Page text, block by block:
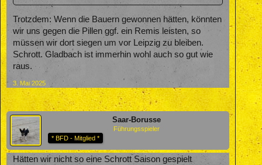
Trotzdem: Wenn die Bauern gewonnen hätten, könnten
wir uns gegen die Pillen ggf. ein Remis leisten, so
müssen wir dort siegen um vor Leipzig zu bleiben.
Schrott. Gladbach ist immerhin wohl auch so gut wie
raus.
3. Mai 2025
Saar-Borusse
Führungsspieler
* BFD - Mitglied *
Hätten wir nicht so eine Schrott Saison gespielt